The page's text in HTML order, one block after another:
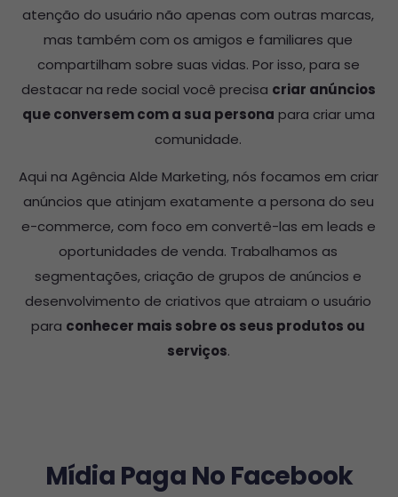
atenção do usuário não apenas com outras marcas,
mas também com os amigos e familiares que
compartilham sobre suas vidas. Por isso, para se
destacar na rede social você precisa criar anúncios
que conversem com a sua persona para criar uma
comunidade.
Aqui na Agência Alde Marketing, nós focamos em criar
anúncios que atinjam exatamente a persona do seu
e-commerce, com foco em convertê-las em leads e
oportunidades de venda. Trabalhamos as
segmentações, criação de grupos de anúncios e
desenvolvimento de criativos que atraiam o usuário
para conhecer mais sobre os seus produtos ou
serviços.
Mídia Paga No Facebook